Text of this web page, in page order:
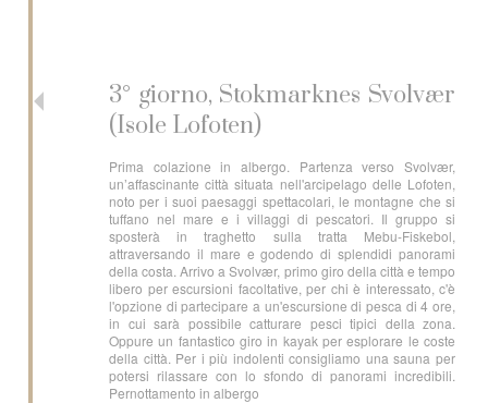
3° giorno, Stokmarknes Svolvær
(Isole Lofoten)
Prima colazione in albergo. Partenza verso Svolvær,
un’affascinante città situata nell'arcipelago delle Lofoten,
noto per i suoi paesaggi spettacolari, le montagne che si
tuffano nel mare e i villaggi di pescatori. Il gruppo si
sposterà in traghetto sulla tratta Mebu-Fiskebol,
attraversando il mare e godendo di splendidi panorami
della costa. Arrivo a Svolvær, primo giro della città e tempo
libero per escursioni facoltative, per chi è interessato, c'è
l'opzione di partecipare a un'escursione di pesca di 4 ore,
in cui sarà possibile catturare pesci tipici della zona.
Oppure un fantastico giro in kayak per esplorare le coste
della città. Per i più indolenti consigliamo una sauna per
potersi rilassare con lo sfondo di panorami incredibili.
Pernottamento in albergo